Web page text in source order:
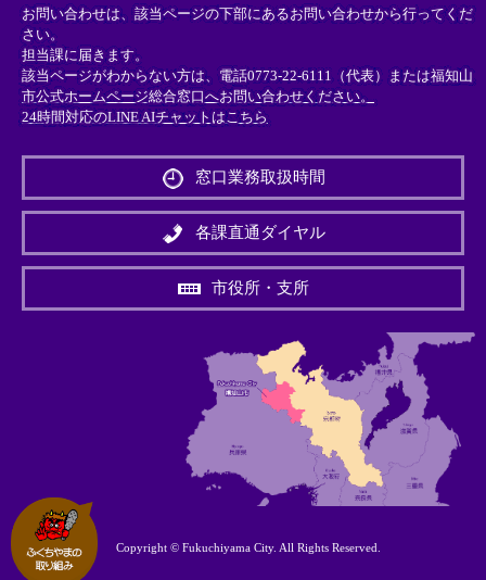
お問い合わせは、該当ページの下部にあるお問い合わせから行ってくだ
さい。
担当課に届きます。
該当ページがわからない方は、電話0773-22-6111（代表）または福知山
市公式ホームページ総合窓口へお問い合わせください。
24時間対応のLINE AIチャットはこちら
外
リ
ン
＞
窓口業務取扱時間
各課直通ダイヤル
市役所・支所
Copyright © Fukuchiyama City. All Rights Reserved.